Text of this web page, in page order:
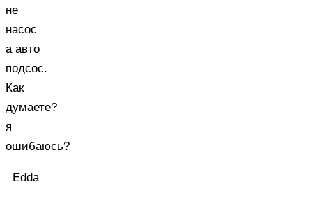
не
насос
а авто
подсос.
Как
думаете?
я
ошибаюсь?
Edda